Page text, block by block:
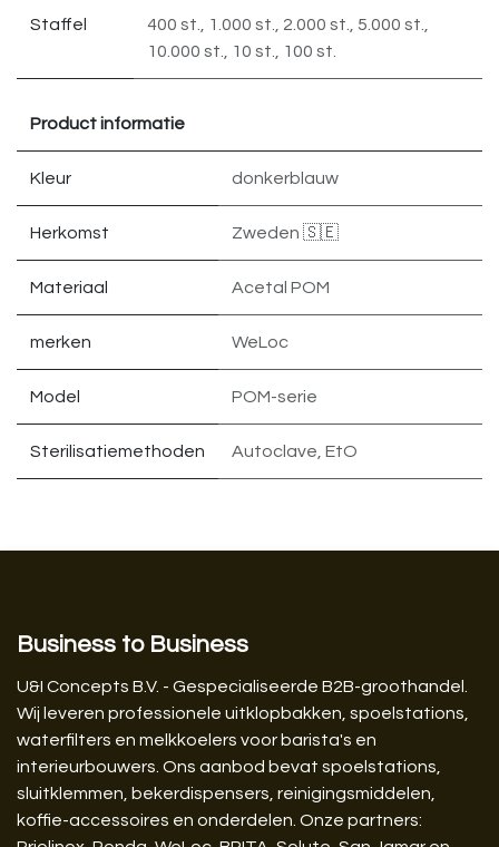
Staffel 400 st. 1.000 st. 2.000 st. 5.000 st.
10.000 st.
10 st. 100 st.
Product informatie
Kleur donkerblauw
Herkomst Zweden 🇸🇪
Materiaal Acetal POM
merken WeLoc
Model POM-serie
Sterilisatiemethoden Autoclave, EtO
Business to Business
U&I Concepts B.V. - Gespecialiseerde B2B-groothandel.
Wij leveren professionele uitklopbakken, spoelstations,
waterfilters en melkkoelers voor barista's en
interieurbouwers. Ons aanbod bevat spoelstations,
sluitklemmen, bekerdispensers, reinigingsmiddelen,
koffie-accessoires en onderdelen. Onze partners: